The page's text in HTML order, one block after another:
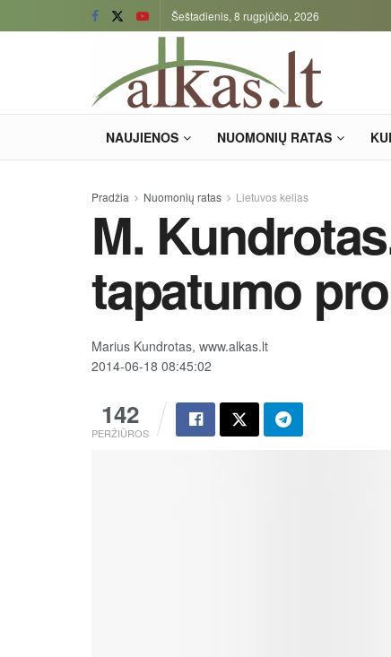
Šeštadienis, 8 rugpjūčio, 2026
NAUJIENOS NUOMONIŲ RATAS
Pradžia Nuomonių ratas Lietuvos kelias
M.
tapatumo
Marius Kundrotas, www.alkas.lt
2014-06-18 08:45:02
142
PERŽIŪROS